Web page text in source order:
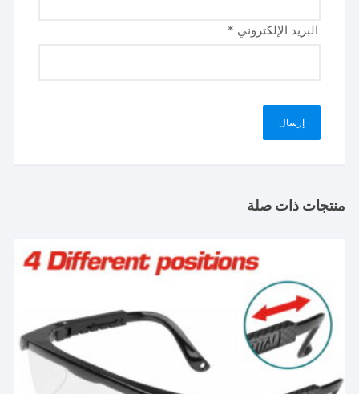
البريد الإلكتروني *
منتجات ذات صلة